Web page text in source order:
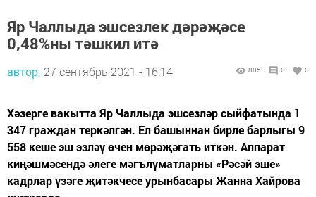
Яр Чаллыда эшсезлек дәрәҗәсе
0,48%ны тәшкил итә
автор, 27 сентябрь 2021 - 16:14 885 0 0
Хәзерге вакытта Яр Чаллыда эшсезләр сыйфатында 1
347 граждан теркәлгән. Ел башыннан бирле барлыгы 9
558 кеше эш эзләү өчен мөрәҗәгать иткән. Аппарат
киңәшмәсендә әлеге мәгълүматларны «Рәсәй эше»
кадрлар үзәге җитәкчесе урынбасары Жанна Хайрова